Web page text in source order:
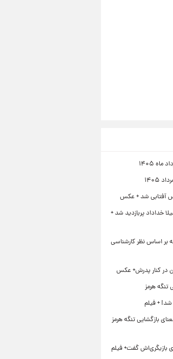
آفتابی شد + عکس
۴ نفره شیلا خداداد پربازدید شد +
بر اساس نظر کارشناسی
در کنار پدرش+ عکس
تنگه هرمز
شد! + فیلم
بازگشایی تنگه هرمز
بازیگری‌اش گفت+ فیلم